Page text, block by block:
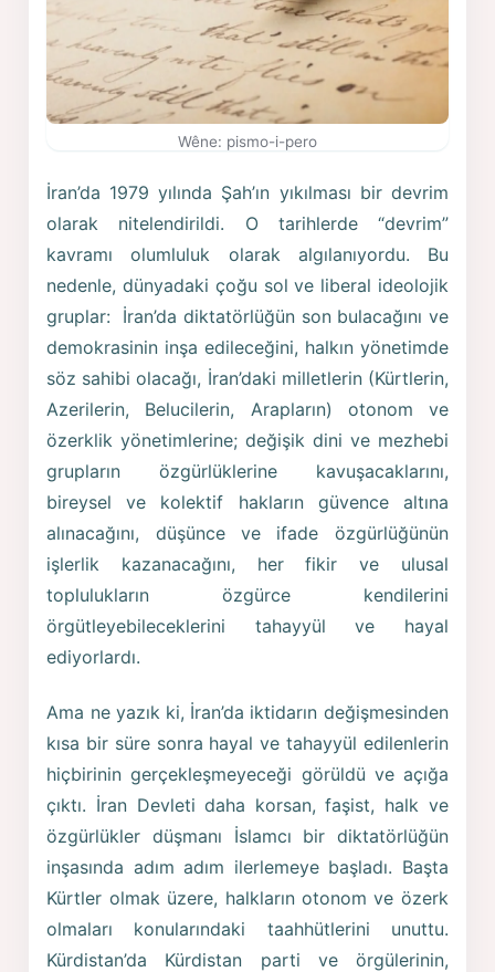
Wêne: pismo-i-pero
İran’da 1979 yılında Şah’ın yıkılması bir devrim
olarak nitelendirildi. O tarihlerde “devrim”
kavramı olumluluk olarak algılanıyordu. Bu
nedenle, dünyadaki çoğu sol ve liberal ideolojik
gruplar: İran’da diktatörlüğün son bulacağını ve
demokrasinin inşa edileceğini, halkın yönetimde
söz sahibi olacağı, İran’daki milletlerin (Kürtlerin,
Azerilerin, Belucilerin, Arapların) otonom ve
özerklik yönetimlerine; değişik dini ve mezhebi
grupların özgürlüklerine kavuşacaklarını,
bireysel ve kolektif hakların güvence altına
alınacağını, düşünce ve ifade özgürlüğünün
işlerlik kazanacağını, her fikir ve ulusal
toplulukların özgürce kendilerini
örgütleyebileceklerini tahayyül ve hayal
ediyorlardı.
Ama ne yazık ki, İran’da iktidarın değişmesinden
kısa bir süre sonra hayal ve tahayyül edilenlerin
hiçbirinin gerçekleşmeyeceği görüldü ve açığa
çıktı. İran Devleti daha korsan, faşist, halk ve
özgürlükler düşmanı İslamcı bir diktatörlüğün
inşasında adım adım ilerlemeye başladı. Başta
Kürtler olmak üzere, halkların otonom ve özerk
olmaları konularındaki taahhütlerini unuttu.
Kürdistan’da Kürdistan parti ve örgülerinin,